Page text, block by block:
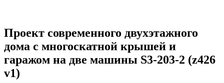
Проект современного двухэтажного
дома с многоскатной крышей и
гаражом на две машины S3-203-2 (z426
v1)